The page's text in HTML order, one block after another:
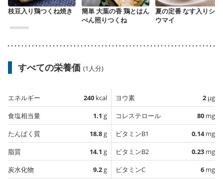
枝豆入り鶏つくね焼き
簡単 大葉の香 鶏とはん
ぺん照りつくね
夏の定番 なす入りシュ
ウマイ
すべての栄養価 (1人分)
エネルギー 240 kcal
食塩相当量
1.1 g
たんぱく質
18.8g
脂質
14.1 g
炭水化物
9.2g
ヨウ素 2 µg
コレステロール
80 mg
ビタミンB1
0.14mg
ビタミンB2
0.23 mg
ビタミンC
6 mg